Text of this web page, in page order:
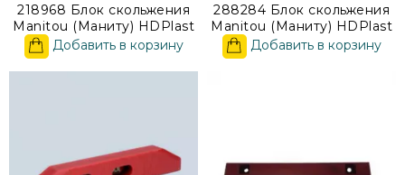
218968 Блок скольжения
Manitou (Маниту) HDPlast
Добавить в корзину
288284 Блок скольжения
Manitou (Маниту) HDPlast
Добавить в корзину